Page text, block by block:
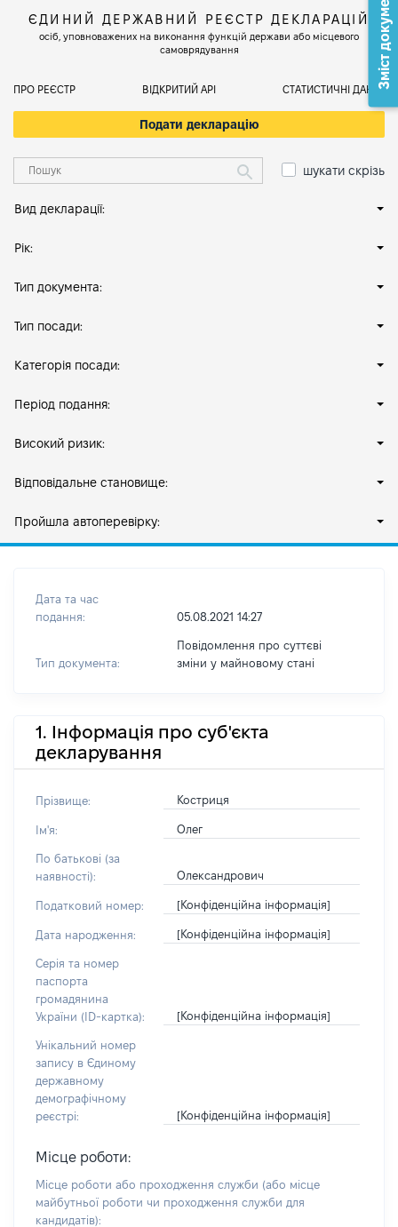
ЄДИНИЙ ДЕРЖАВНИЙ РЕЄСТР ДЕКЛАРАЦІЙ
осіб, уповноважених на виконання функцій держави або місцевого
самоврядування
ПРО РЕЄСТР ВІДКРИТИЙ АРІ СТАТИСТИЧНІ ДАНІ
Подати декларацію
шукати скрізь
Вид декларації:
Рік:
Тип документа:
Тип посади:
Категорія посади:
Період подання:
Високий ризик:
Відповідальне становище:
Пройшла автоперевірку:
Дата та час
подання:
05.08.2021 14:27
Тип документа:
Повідомлення про суттєві
зміни y майновому стані
1. Інформація про суб'єкта
декларування
Прізвище: Костриця
Ім'я: Олег
По батькові (за
наявності):
Олександрович
Податковий номер: [Конфіденційна інформація]
Дата народження: [Конфіденційна інформація]
Серія та номер
паспорта
громадянина
України (ID-картка):
[Конфіденційна інформація]
Унікальний номер
запису в Єдиному
державному
демографічному
реєстрі:
[Конфіденційна інформація]
Місце роботи:
Місце роботи або проходження служби (або місце
майбутньої роботи чи проходження служби для
кандидатів):
Зміст документа